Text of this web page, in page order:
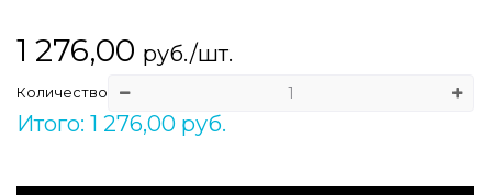
1 276,00 руб./шт.
Количество
Итого: 1 276,00 руб.